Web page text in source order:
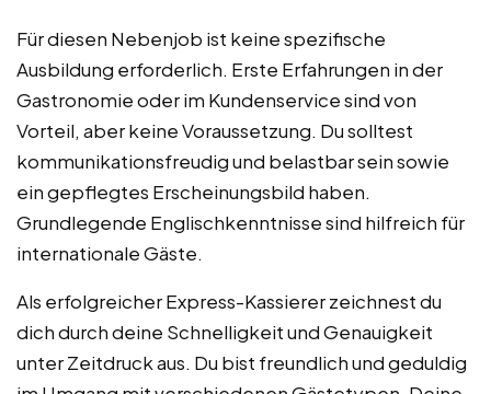
Für diesen Nebenjob ist keine spezifische
Ausbildung erforderlich. Erste Erfahrungen in der
Gastronomie oder im Kundenservice sind von
Vorteil, aber keine Voraussetzung. Du solltest
kommunikationsfreudig und belastbar sein sowie
ein gepflegtes Erscheinungsbild haben.
Grundlegende Englischkenntnisse sind hilfreich für
internationale Gäste.
Als erfolgreicher Express-Kassierer zeichnest du
dich durch deine Schnelligkeit und Genauigkeit
unter Zeitdruck aus. Du bist freundlich und geduldig